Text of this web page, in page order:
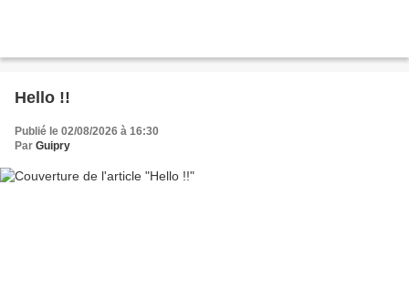
Hello !!
Publié le 02/08/2026 à 16:30
Par Guipry